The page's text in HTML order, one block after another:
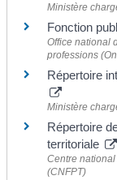
Ministère
Fonction
Office national
professions
Répertoire
Ministère
Répertoire
territoriale
Centre
(CNFPT)